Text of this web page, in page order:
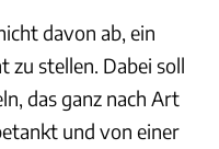
davon ab, ein
zu stellen. Dabei soll
das ganz nach Art
und von einer